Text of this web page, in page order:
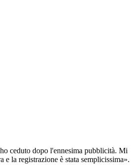
ceduto dopo l'ennesima pubblicità. Mi
e la registrazione è stata semplicissima».